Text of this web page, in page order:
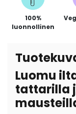
100%
luonnollinen
Luomu
tattarilla